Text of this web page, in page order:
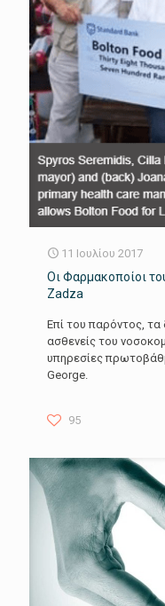
11 Ιουλίου 2017
Οι Φαρμακοποίοι
Zadza
Επί του παρόντος, τα
ασθενείς του
υπηρεσίες
George.
95